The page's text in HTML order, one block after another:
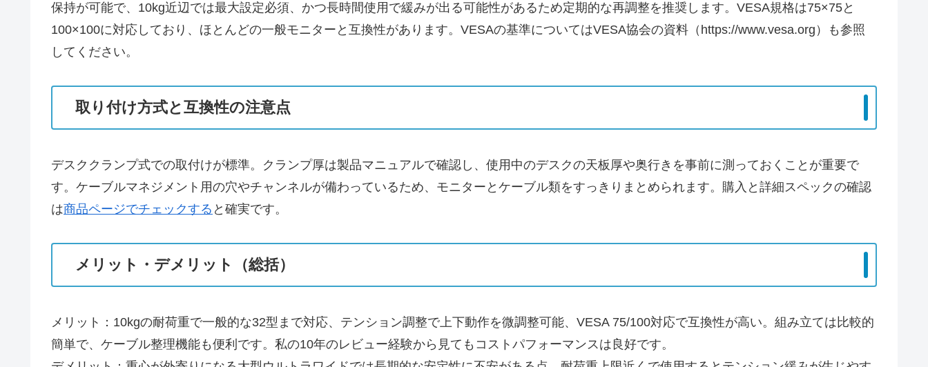
保持が可能で、10kg近辺では最大設定必須、かつ長時間使用で緩みが出る可能性があるため定期的な再調整を推奨します。VESA規格は75×75と
100×100に対応しており、ほとんどの一般モニターと互換性があります。VESAの基準についてはVESA協会の資料（https://www.vesa.org）も参照
してください。
取り付け方式と互換性の注意点
デスククランプ式での取付けが標準。クランプ厚は製品マニュアルで確認し、使用中のデスクの天板厚や奥行きを事前に測っておくことが重要で
す。ケーブルマネジメント用の穴やチャンネルが備わっているため、モニターとケーブル類をすっきりまとめられます。購入と詳細スペックの確認
は商品ページでチェックする と確実です。
メリット・デメリット（総括）
メリット：10kgの耐荷重で一般的な32型まで対応、テンション調整で上下動作を微調整可能、VESA 75/100対応で互換性が高い。組み立ては比較的
簡単で、ケーブル整理機能も便利です。私の10年のレビュー経験から見てもコストパフォーマンスは良好です。